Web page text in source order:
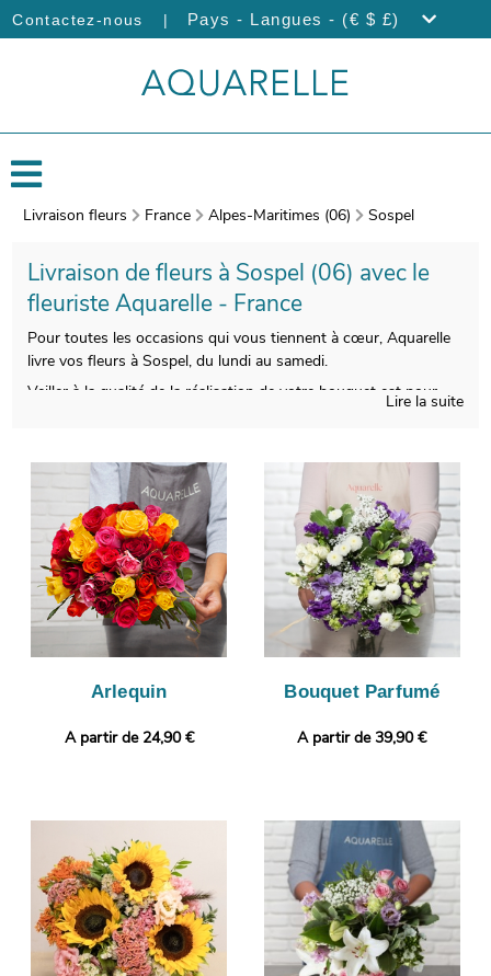
Contactez-nous | Pays - Langues - (€ $ £)
Livraison fleurs France Alpes-Maritimes (06) Sospel
Livraison de fleurs à Sospel (06) avec le
fleuriste Aquarelle - France
Pour toutes les occasions qui vous tiennent à cœur, Aquarelle
livre vos fleurs à Sospel, du lundi au samedi.
Veiller à la qualité de la réalisation de votre bouquet est pour
enverrons cette photo par e-mail, avant d’envoyer votre
bouquet à Sospel, à votre destinataire. Personnalisez votre
cadeau en joignant gratuitement une photo ou un message
personnalisé.
Lire la suite
Arlequin
A partir de 24,90 €
Bouquet Parfumé
A partir de 39,90 €